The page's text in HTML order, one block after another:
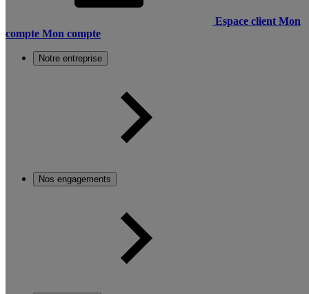
Espace client Mon
compte Mon compte
Notre entreprise
Nos engagements